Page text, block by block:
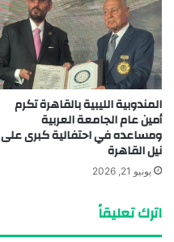
المندوبية الليبية بالقاهرة تكرم
أمين عام الجامعة العربية
ومساعده في احتفالية كبرى على
نيل القاهرة
يونيو 21, 2026
اترك تعليقاً